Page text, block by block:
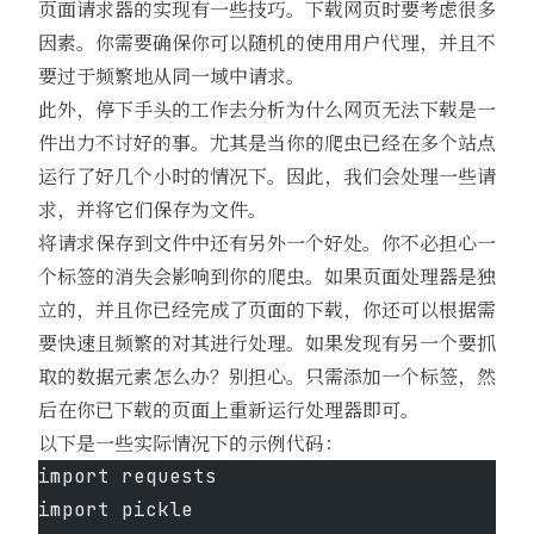
页面请求器的实现有一些技巧。下载网页时要考虑很多
因素。你需要确保你可以随机的使用用户代理，并且不
要过于频繁地从同一域中请求。
此外，停下手头的工作去分析为什么网页无法下载是一
件出力不讨好的事。尤其是当你的爬虫已经在多个站点
运行了好几个小时的情况下。因此，我们会处理一些请
求，并将它们保存为文件。
将请求保存到文件中还有另外一个好处。你不必担心一
个标签的消失会影响到你的爬虫。如果页面处理器是独
立的，并且你已经完成了页面的下载，你还可以根据需
要快速且频繁的对其进行处理。如果发现有另一个要抓
取的数据元素怎么办？别担心。只需添加一个标签，然
后在你已下载的页面上重新运行处理器即可。
以下是一些实际情况下的示例代码：
import requests
import pickle